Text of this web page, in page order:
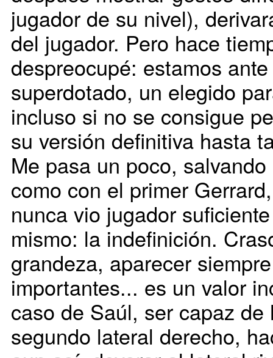
jugador de su nivel),
del jugador. Pero hace
despreocupé: estamos
superdotado, un elegido
incluso si no se consigue
su versión definitiva hasta
Me pasa un poco,
como con el primer
nunca vio jugador
mismo: la indefinición.
grandeza, aparecer
importantes... es un valor
caso de Saúl, ser capaz
segundo lateral derecho,